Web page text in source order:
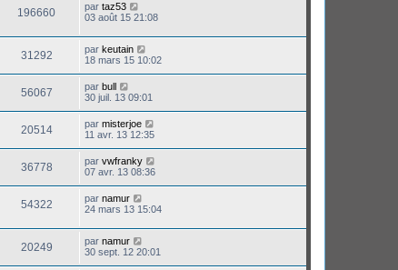
196660 par taz53
03 août 15 21:08
31292 par keutain
18 mars 15 10:02
56067 par bull
30 juil. 13 09:01
20514 par misterjoe
11 avr. 13 12:35
36778 par vwfranky
07 avr. 13 08:36
54322 par namur
24 mars 13 15:04
20249 par namur
30 sept. 12 20:01